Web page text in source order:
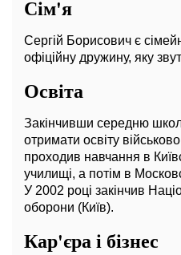
Сім'я
Сергій Борисович є
офіційну дружину, яку
Освіта
Закінчивши середню
отримати освіту
проходив навчання в
училищі, а потім в
У 2002 році закінчив
оборони (Київ).
Кар'єра і бізнес